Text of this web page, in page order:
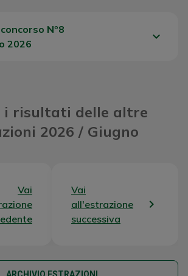
Nº8
2026
keyboard_arrow_down
i risultati delle altre
2026 / Giugno
Vai
Vai
all'estrazione
successiva